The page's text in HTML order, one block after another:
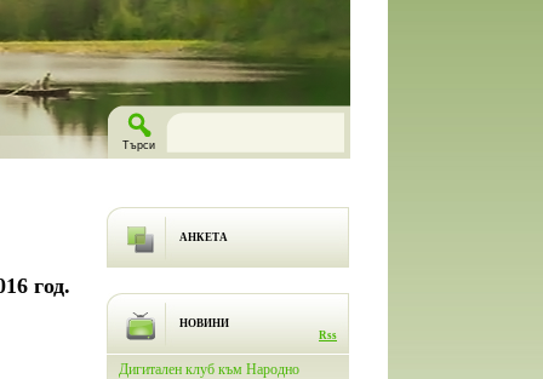
год.
АНКЕТА
НОВИНИ
Rss
Дигитален клуб към Народно